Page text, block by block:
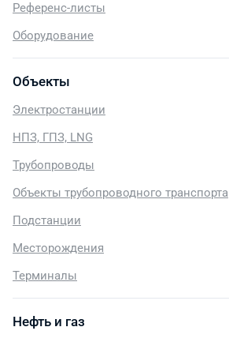
Референс-листы
Оборудование
Объекты
Электростанции
НПЗ, ГПЗ, LNG
Трубопроводы
Объекты трубопроводного транспорта
Подстанции
Месторождения
Терминалы
Нефть и газ